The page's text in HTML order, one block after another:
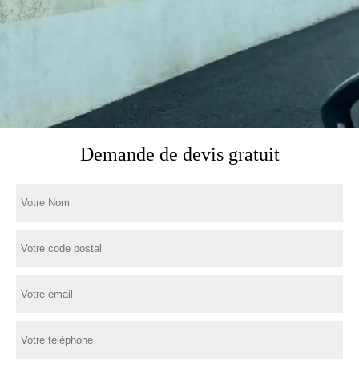
Demande de devis gratuit